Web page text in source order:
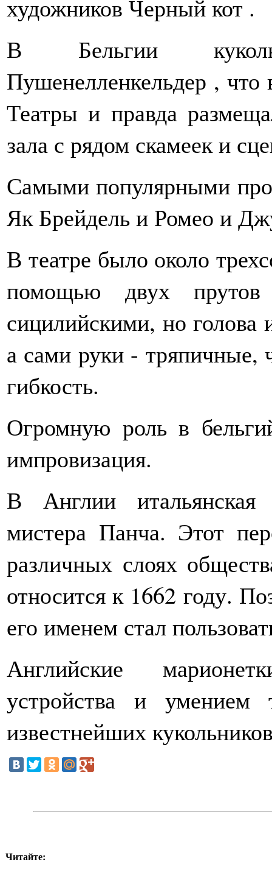
художников Черный кот .
В Бельгии
Пушенелленкельдер , что
Театры и правда
зала с рядом скамеек и
Самыми популярными
Як Брейдель и Ромео и
В театре было около
помощью двух
сицилийскими, но голова
а сами руки - тряпичные,
гибкость.
Огромную роль в
импровизация.
В Англии итальянская
мистера Панча. Этот
различных слоях
относится к 1662 году.
его именем стал
Английские
устройства и умением
известнейших
Читайте: